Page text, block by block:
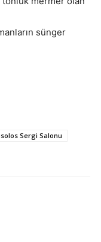
sünger
Sergi Salonu